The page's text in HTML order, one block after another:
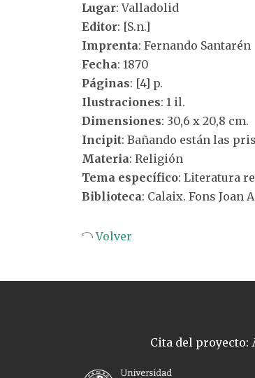
Lugar: Valladolid
Editor: [S.n.]
Imprenta: Fernando Santarén
Fecha: 1870
Páginas: [4] p.
Ilustraciones: 1 il.
Dimensiones: 30,6 x 20,8 cm.
Incipit: Bañando están las
Materia: Religión
Tema específico: Literatura
Biblioteca: Calaix. Fons Joan
Volver
Cita del proyecto: